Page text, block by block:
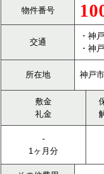
物件番号
交通
・神
・神
所在地 神戸
敷金
礼金
-
1ヶ月分